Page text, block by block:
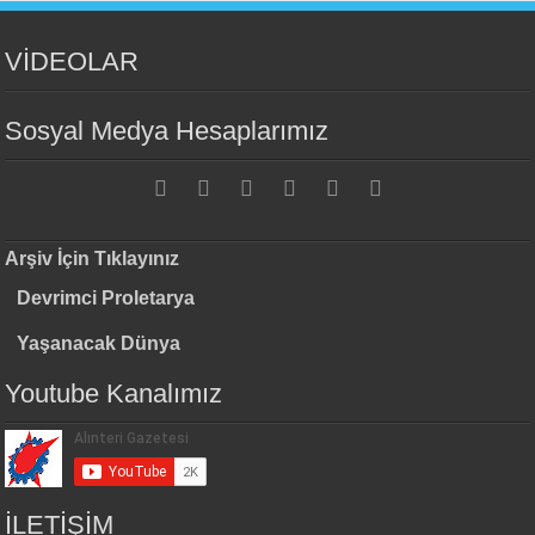
VİDEOLAR
Sosyal Medya Hesaplarımız
Arşiv İçin Tıklayınız
Devrimci Proletarya
Yaşanacak Dünya
Youtube Kanalımız
İLETİŞİM